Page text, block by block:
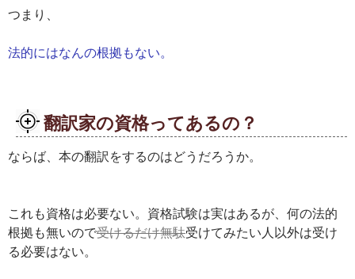
つまり、
法的にはなんの根拠もない。
翻訳家の資格ってあるの？
ならば、本の翻訳をするのはどうだろうか。
これも資格は必要ない。資格試験は実はあるが、何の法的
根拠も無いので受けるだけ無駄受けてみたい人以外は受け
る必要はない。